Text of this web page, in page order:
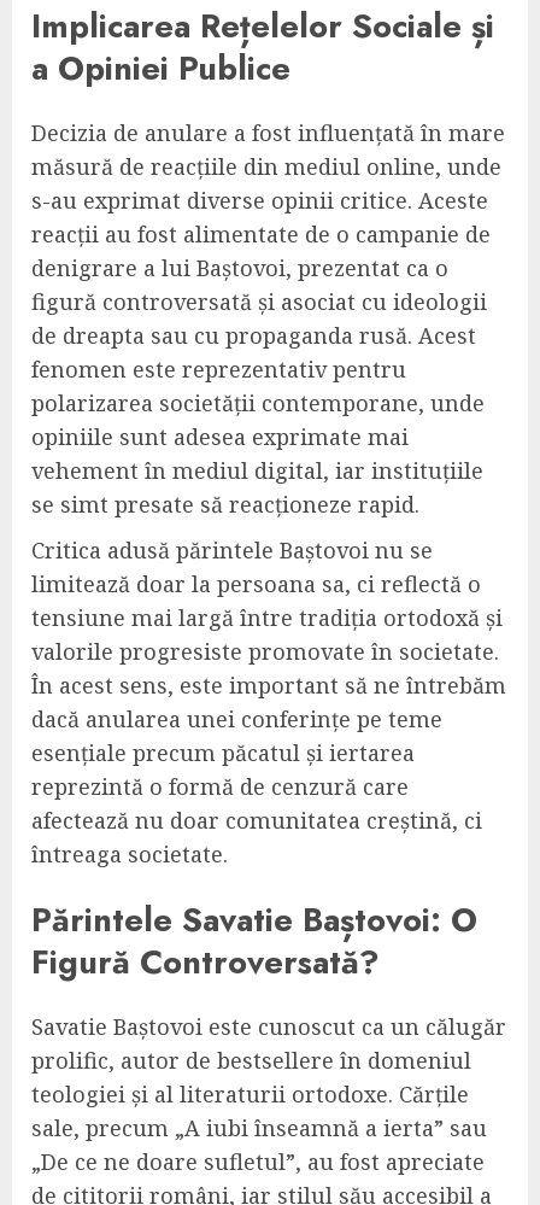
Implicarea Rețelelor Sociale și
a Opiniei Publice
Decizia de anulare a fost influențată în mare
măsură de reacțiile din mediul online, unde
s-au exprimat diverse opinii critice. Aceste
reacții au fost alimentate de o campanie de
denigrare a lui Baștovoi, prezentat ca o
figură controversată și asociat cu ideologii
de dreapta sau cu propaganda rusă. Acest
fenomen este reprezentativ pentru
polarizarea societății contemporane, unde
opiniile sunt adesea exprimate mai
vehement în mediul digital, iar instituțiile
se simt presate să reacționeze rapid.
Critica adusă părintele Baștovoi nu se
limitează doar la persoana sa, ci reflectă o
tensiune mai largă între tradiția ortodoxă și
valorile progresiste promovate în societate.
În acest sens, este important să ne întrebăm
dacă anularea unei conferințe pe teme
esențiale precum păcatul și iertarea
reprezintă o formă de cenzură care
afectează nu doar comunitatea creștină, ci
întreaga societate.
Părintele Savatie Baștovoi: O
Figură Controversată?
Savatie Baștovoi este cunoscut ca un călugăr
prolific, autor de bestsellere în domeniul
teologiei și al literaturii ortodoxe. Cărțile
sale, precum „A iubi înseamnă a ierta” sau
„De ce ne doare sufletul”, au fost apreciate
de cititorii români, iar stilul său accesibil a